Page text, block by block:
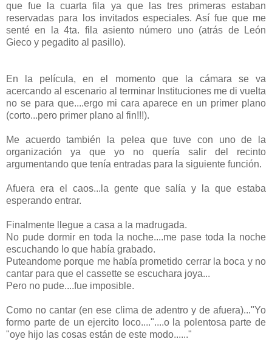
que fue la cuarta fila ya que las tres primeras estaban
reservadas para los invitados especiales. Así fue que me
senté en la 4ta. fila asiento número uno (atrás de León
Gieco y pegadito al pasillo).
En la película, en el momento que la cámara se va
acercando al escenario al terminar Instituciones me di vuelta
no se para que....ergo mi cara aparece en un primer plano
(corto...pero primer plano al fin!!!).
Me acuerdo también la pelea que tuve con uno de la
organización ya que yo no quería salir del recinto
argumentando que tenía entradas para la siguiente función.
Afuera era el caos...la gente que salía y la que estaba
esperando entrar.
Finalmente llegue a casa a la madrugada.
No pude dormir en toda la noche....me pase toda la noche
escuchando lo que había grabado.
Puteandome porque me había prometido cerrar la boca y no
cantar para que el cassette se escuchara joya...
Pero no pude....fue imposible.
Como no cantar (en ese clima de adentro y de afuera)..."Yo
formo parte de un ejercito loco...."....o la polentosa parte de
"oye hijo las cosas están de este modo......"